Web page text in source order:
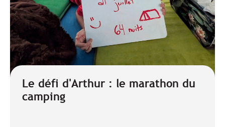
Le défi d'Arthur : le marathon du
camping